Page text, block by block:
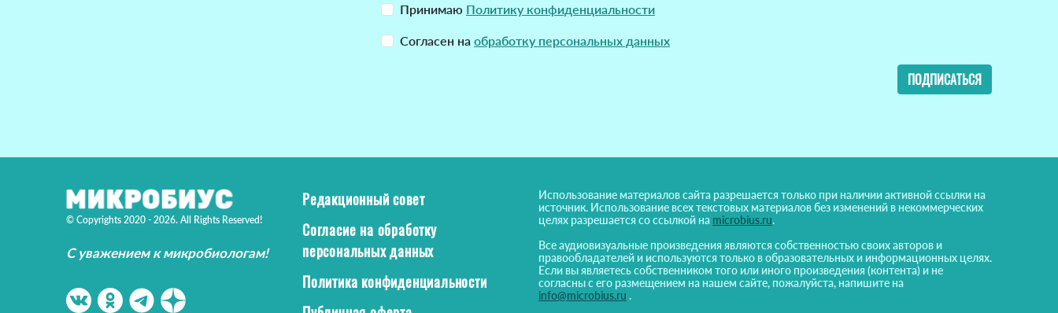
Принимаю Политику конфиденциальности
Согласен на обработку персональных данных
ПОДПИСАТЬСЯ
© Copyrights 2020 - 2026. All Rights Reserved!
С уважением к микробиологам!
Редакционный совет
Согласие на обработку
персональных данных
Политика конфиденциальности
Использование материалов сайта разрешается только при наличии активной ссылки на
источник. Использование всех текстовых материалов без изменений в некоммерческих
целях разрешается со ссылкой на microbius.ru.
Все аудиовизуальные произведения являются собственностью своих авторов и
правообладателей и используются только в образовательных и информационных целях.
Если вы являетесь собственником того или иного произведения (контента) и не
согласны с его размещением на нашем сайте, пожалуйста, напишите на
info@microbius.ru .